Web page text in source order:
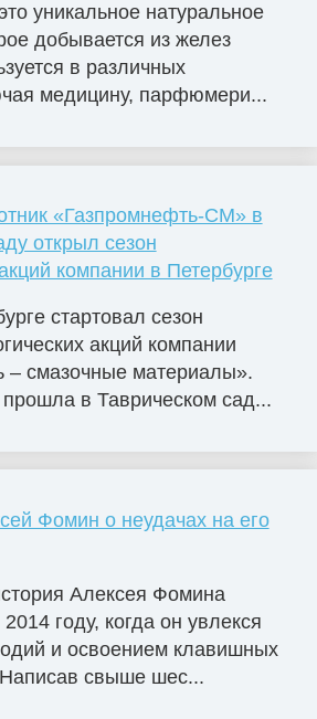
уникальное натуральное
добывается из желез
в различных
медицину, парфюмери...
«Газпромнефть-СМ» в
открыл сезон
компании в Петербурге
стартовал сезон
акций компании
– смазочные материалы».
в Таврическом сад...
Фомин о неудачах на его
Алексея Фомина
году, когда он увлекся
и освоением клавишных
свыше шес...